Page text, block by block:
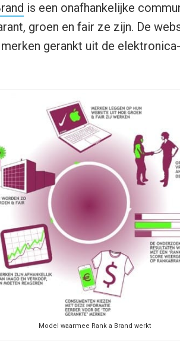
is een onafhankelijke
groen en fair ze zijn. De
gerankt uit de
Model waarmee Rank a Brand werkt